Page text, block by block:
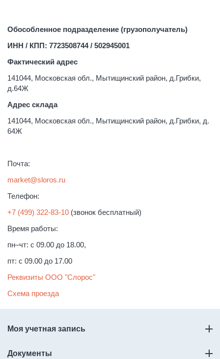
Обособленное подразделение (грузополучатель)
ИНН / КПП: 7723508744 / 502945001
Фактический адрес
141044, Московская обл., Мытищинский район, д.Грибки,
д.64Ж
Адрес склада
141044, Московская обл., Мытищинский район, д.Грибки, д.
64Ж
Почта:
market@sloros.ru
Телефон:
+7 (499) 322-83-10 (звонок бесплатный)
Время работы:
пн–чт: с 09.00 до 18.00,
пт: с 09.00 до 17.00
Реквизиты ООО "Слорос"
Схема проезда
Моя учетная запись
Документы